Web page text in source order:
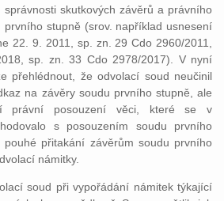
skutkových závěrů a právního
prvního stupně (srov. například usnesení
22. 9. 2011, sp. zn. 29 Cdo 2960/2011,
sp. zn. 33 Cdo 2978/2017). V nyní
přehlédnout, že odvolací soud neučinil
na závěry soudu prvního stupně, ale
právní posouzení věci, které se v
s posouzením soudu prvního
přitakání závěrům soudu prvního
námitky.
soud při vypořádání námitek týkající